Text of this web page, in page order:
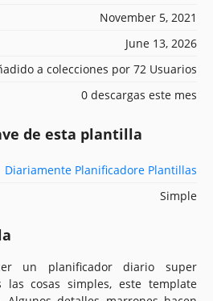
November 5, 2021
June 13, 2026
a colecciones por 72 Usuarios
0 descargas este mes
de esta plantilla
Diariamente Planificadore Plantillas
Simple
un planificador diario super
las cosas simples, este template